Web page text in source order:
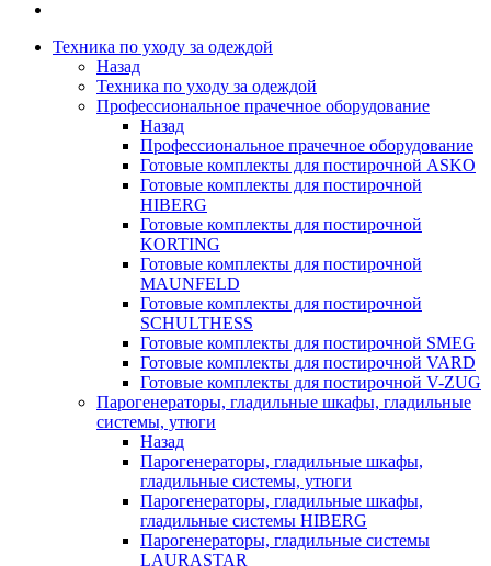
Техника по уходу за одеждой
Назад
Техника по уходу за одеждой
Профессиональное прачечное оборудование
Назад
Профессиональное прачечное оборудование
Готовые комплекты для постирочной ASKO
Готовые комплекты для постирочной
HIBERG
Готовые комплекты для постирочной
KORTING
Готовые комплекты для постирочной
MAUNFELD
Готовые комплекты для постирочной
SCHULTHESS
Готовые комплекты для постирочной SMEG
Готовые комплекты для постирочной VARD
Готовые комплекты для постирочной V-ZUG
Парогенераторы, гладильные шкафы, гладильные
системы, утюги
Назад
Парогенераторы, гладильные шкафы,
гладильные системы, утюги
Парогенераторы, гладильные шкафы,
гладильные системы HIBERG
Парогенераторы, гладильные системы
LAURASTAR